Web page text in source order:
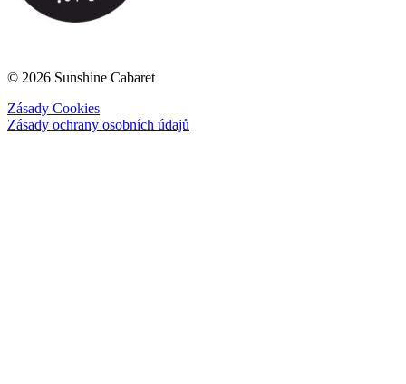
© 2026 Sunshine Cabaret
Zásady Cookies
Zásady ochrany osobních údajů